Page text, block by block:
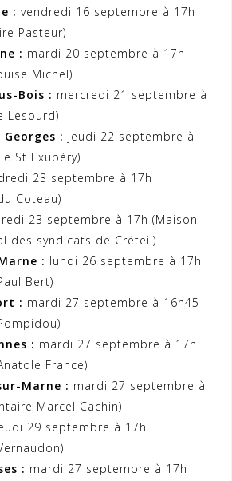
: vendredi 16 septembre à 17h
Pasteur)
: mardi 20 septembre à 17h
Michel)
Bois : mercredi 21 septembre à
Lesourd)
: jeudi 22 septembre à
St Exupéry)
23 septembre à 17h
Coteau)
23 septembre à 17h (Maison
des syndicats de Créteil)
: lundi 26 septembre à 17h
Bert)
: mardi 27 septembre à 16h45
: mardi 27 septembre à 17h
France)
Marne : mardi 27 septembre à
Marcel Cachin)
29 septembre à 17h
: mardi 27 septembre à 17h